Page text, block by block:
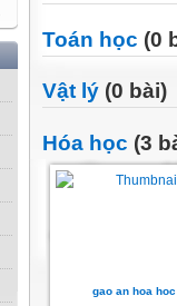
Toán học (0
Vật lý (0 bài)
Hóa học (3
gao an hoa